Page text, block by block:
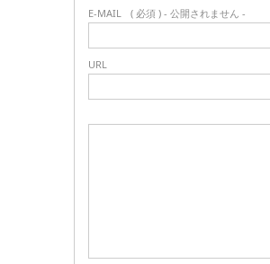
E-MAIL ( 必須 ) - 公開されません -
URL